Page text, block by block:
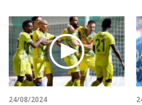
24/08/2024